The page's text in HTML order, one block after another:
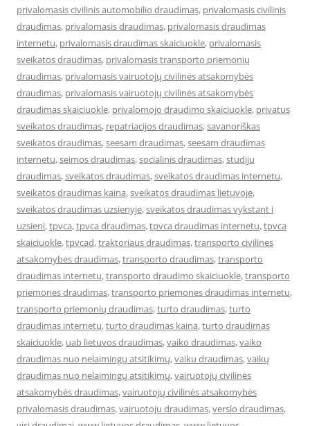
privalomasis civilinis automobilio draudimas, privalomasis civilinis
draudimas, privalomasis draudimas, privalomasis draudimas
internetu, privalomasis draudimas skaiciuokle, privalomasis
sveikatos draudimas, privalomasis transporto priemonių
draudimas, privalomasis vairuotojų civilinės atsakomybės
draudimas, privalomasis vairuotojų civilinės atsakomybės
draudimas skaiciuokle, privalomojo draudimo skaiciuokle, privatus
sveikatos draudimas, repatriacijos draudimas,savanoriškas
sveikatos draudimas,seesam draudimas,seesam draudimas
internetu,seimos draudimas,socialinis draudimas,studiju
draudimas,sveikatos draudimas,sveikatos draudimas internetu,
sveikatos draudimas kaina,sveikatos draudimas lietuvoje,
sveikatos draudimas uzsienyje,sveikatos draudimas vykstant i
uzsieni,tpvca,tpvca draudimas,tpvca draudimas internetu,tpvca
skaiciuokle,tpvcad,traktoriaus draudimas,transporto civilines
atsakomybes draudimas,transporto draudimas,transporto
draudimas internetu,transporto draudimo skaiciuokle,transporto
priemones draudimas,transporto priemones draudimas internetu,
transporto priemonių draudimas,turto draudimas,turto
draudimas internetu,turto draudimas kaina,turto draudimas
skaiciuokle, uab lietuvos draudimas,vaiko draudimas,vaiko
draudimas nuo nelaimingų atsitikimų,vaiku draudimas,vaikų
draudimas nuo nelaimingų atsitikimų,vairuotojų civilinės
atsakomybės draudimas,vairuotojų civilinės atsakomybės
privalomasis draudimas,vairuotoju draudimas,verslo draudimas,